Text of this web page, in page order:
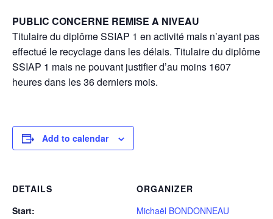
PUBLIC CONCERNE REMISE A NIVEAU
Titulaire du diplôme SSIAP 1 en activité mais n’ayant pas
effectué le recyclage dans les délais. Titulaire du diplôme
SSIAP 1 mais ne pouvant justifier d’au moins 1607
heures dans les 36 derniers mois.
Add to calendar
DETAILS
Start:
ORGANIZER
Michaël BONDONNEAU